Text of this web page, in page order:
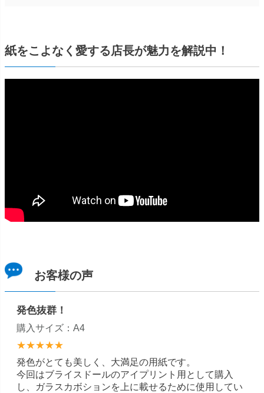
紙をこよなく愛する店長が魅力を解説中！
お客様の声
発色抜群！
購入サイズ：A4
★★★★★
発色がとても美しく、大満足の用紙です。
今回はブライスドールのアイプリント用として購入
し、ガラスカボションを上に載せるために使用してい